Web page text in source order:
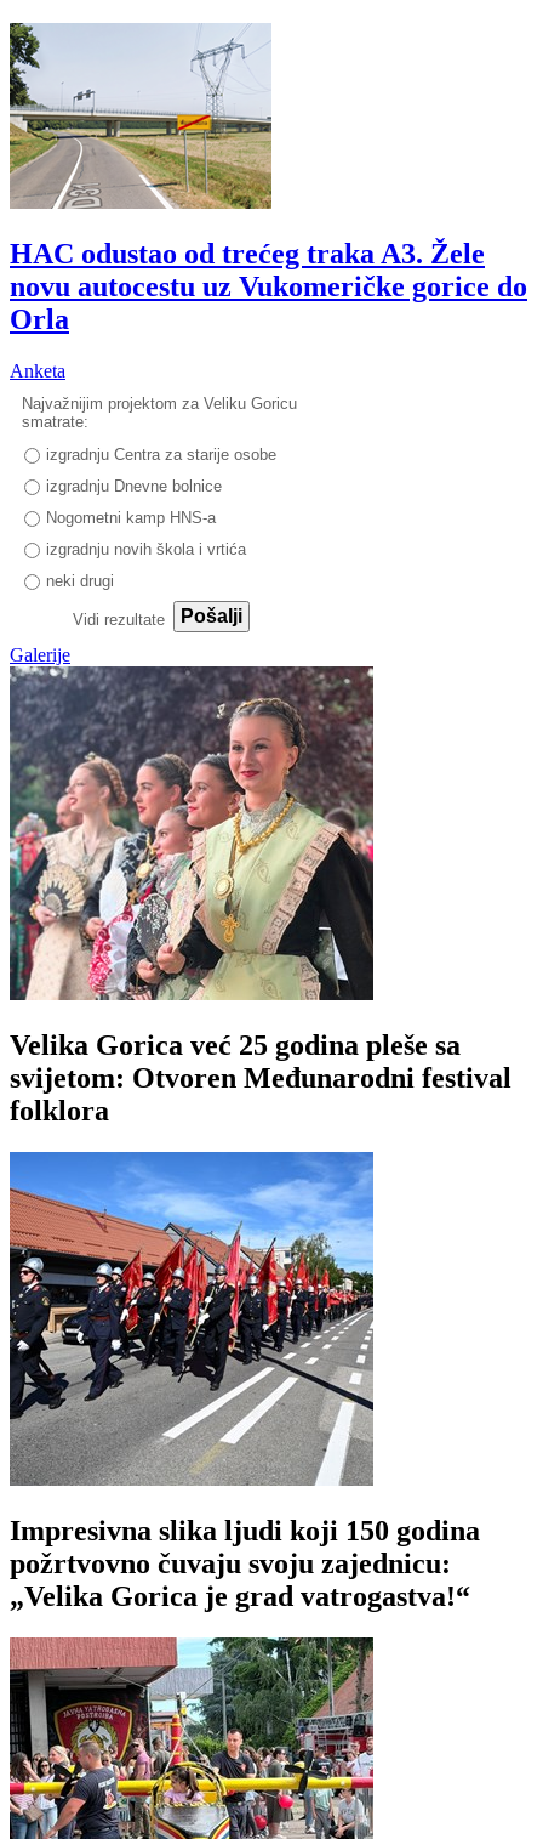
HAC odustao od trećeg traka A3. Žele
novu autocestu uz Vukomeričke gorice do
Orla
Anketa
Najvažnijim projektom za Veliku Goricu
smatrate:
izgradnju Centra za starije osobe
izgradnju Dnevne bolnice
Nogometni kamp HNS-a
izgradnju novih škola i vrtića
neki drugi
Vidi rezultate
Pošalji
Galerije
Velika Gorica već 25 godina pleše sa
svijetom: Otvoren Međunarodni festival
folklora
Impresivna slika ljudi koji 150 godina
požrtvovno čuvaju svoju zajednicu:
„Velika Gorica je grad vatrogastva!“